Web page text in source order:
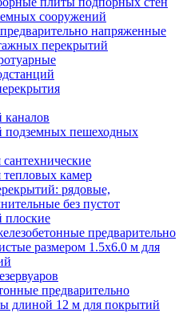
сооружений
напряженные
перекрытий
подземных пешеходных
камер
рядовые,
без пустот
плоские
предварительно
размером 1.5х6.0 м для
предварительно
длиной 12 м для покрытий